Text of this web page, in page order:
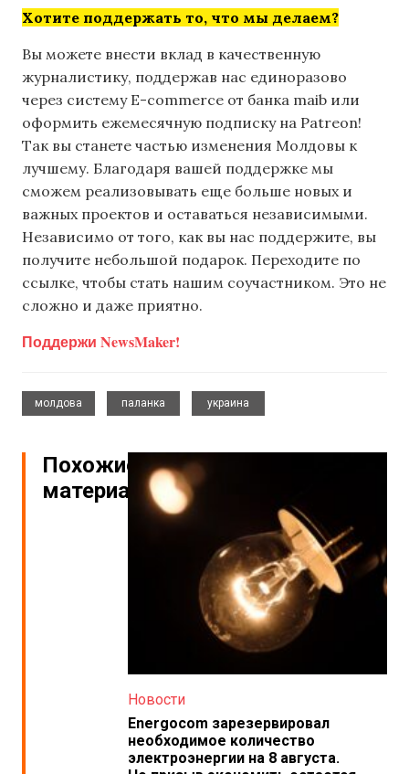
Хотите поддержать то, что мы делаем?
Вы можете внести вклад в качественную
журналистику, поддержав нас единоразово
через систему E-commerce от банка maib или
оформить ежемесячную подписку на Patreon!
Так вы станете частью изменения Молдовы к
лучшему. Благодаря вашей поддержке мы
сможем реализовывать еще больше новых и
важных проектов и оставаться независимыми.
Независимо от того, как вы нас поддержите, вы
получите небольшой подарок. Переходите по
ссылке, чтобы стать нашим соучастником. Это не
сложно и даже приятно.
Поддержи NewsMaker!
молдова
паланка
украина
Похожие
материалы
Новости
Energocom зарезервировал
необходимое количество
электроэнергии на 8 августа.